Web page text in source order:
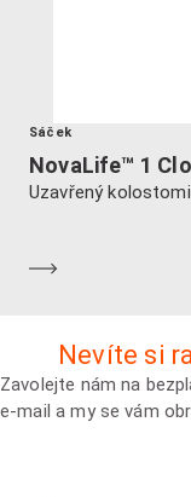
Sáček
NovaLife™ 1
Uzavřený
Nevíte si
Zavolejte nám na
e-mail a my se vám